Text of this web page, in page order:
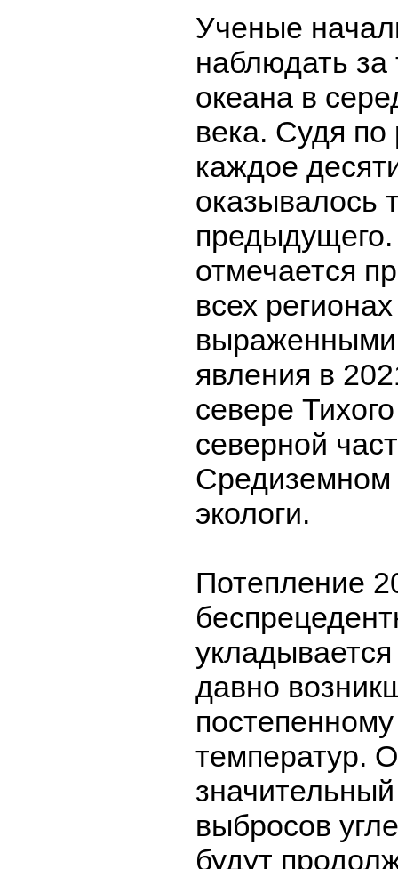
Ученые
наблюдать за
океана в
века. Судя по
каждое
оказывалось
отмечается
всех
явления в
севере
северной
экологи.
Потепление
давно
температур.
выбросов
будут